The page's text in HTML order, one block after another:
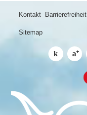
Kontakt Barrierefreiheit
Sitemap